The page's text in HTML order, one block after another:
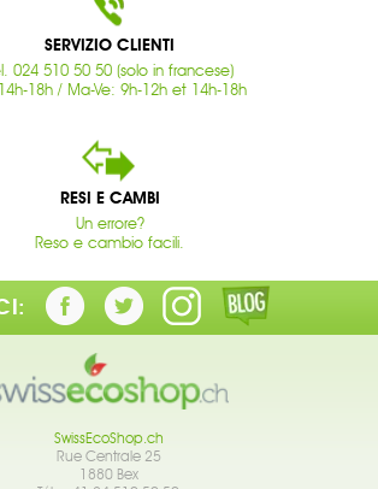
SERVIZIO CLIENTI
024 510 50 50 (solo in francese)
18h / Ma-Ve: 9h-12h et 14h-18h
RESI E CAMBI
Un errore?
Reso e cambio facili.
SwissEcoShop.ch
Rue Centrale 25
1880 Bex